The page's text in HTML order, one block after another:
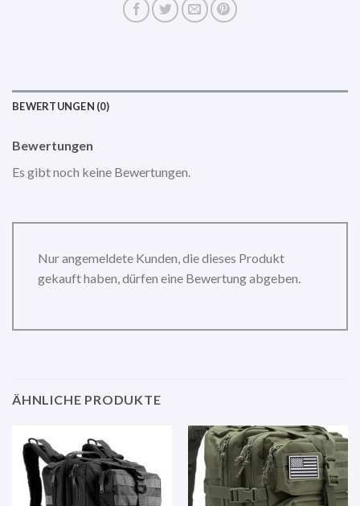
BEWERTUNGEN (0)
Bewertungen
Es gibt noch keine Bewertungen.
Nur angemeldete Kunden, die dieses Produkt
gekauft haben, dürfen eine Bewertung abgeben.
ÄHNLICHE PRODUKTE